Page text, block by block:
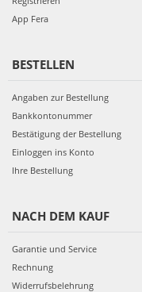
App Fera
BESTELLEN
Angaben zur Bestellung
Bankkontonummer
Bestätigung der Bestellung
Einloggen ins Konto
Ihre Bestellung
NACH DEM KAUF
Garantie und Service
Rechnung
Widerrufsbelehrung